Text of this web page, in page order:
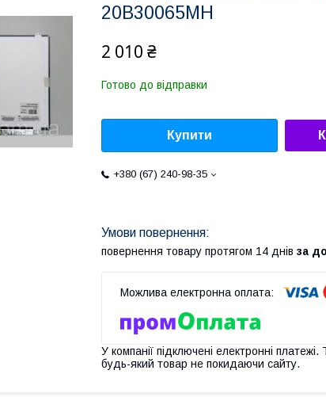
20B30065MH
2 010 ₴
Готово до відправки
Купити
+380 (67) 240-98-35
повернення товару протягом 14 днів за
У компанії підключені електронні
будь-який товар не покидаючи сайту.